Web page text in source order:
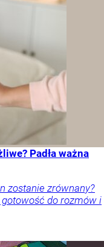
Padła ważna
zostanie zrównany?
do rozmów i